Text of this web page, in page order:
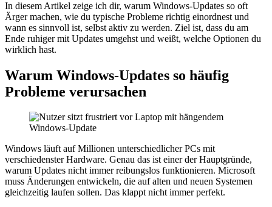
In diesem Artikel zeige ich dir, warum Windows-Updates so oft
Ärger machen, wie du typische Probleme richtig einordnest und
wann es sinnvoll ist, selbst aktiv zu werden. Ziel ist, dass du am
Ende ruhiger mit Updates umgehst und weißt, welche Optionen du
wirklich hast.
Warum Windows-Updates so häufig
Probleme verursachen
Windows läuft auf Millionen unterschiedlicher PCs mit
verschiedenster Hardware. Genau das ist einer der Hauptgründe,
warum Updates nicht immer reibungslos funktionieren. Microsoft
muss Änderungen entwickeln, die auf alten und neuen Systemen
gleichzeitig laufen sollen. Das klappt nicht immer perfekt.